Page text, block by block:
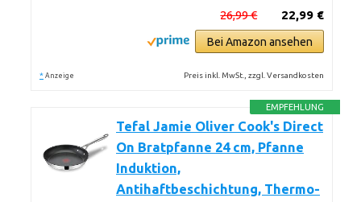
22,99 €
26,99 €
Bei Amazon ansehen
* Anzeige Preis inkl. MwSt., zzgl. Versandkosten
EMPFEHLUNG
Tefal Jamie Oliver Cook's Direct
On Bratpfanne 24 cm, Pfanne
Induktion,
Antihaftbeschichtung, Thermo-